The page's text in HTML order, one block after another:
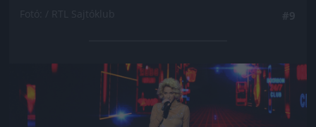
Jön még kép!